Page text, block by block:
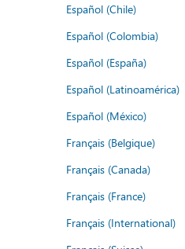
Español (Chile)
Español (Colombia)
Español (España)
Español (Latinoamérica)
Español (México)
Français (Belgique)
Français (Canada)
Français (France)
Français (International)